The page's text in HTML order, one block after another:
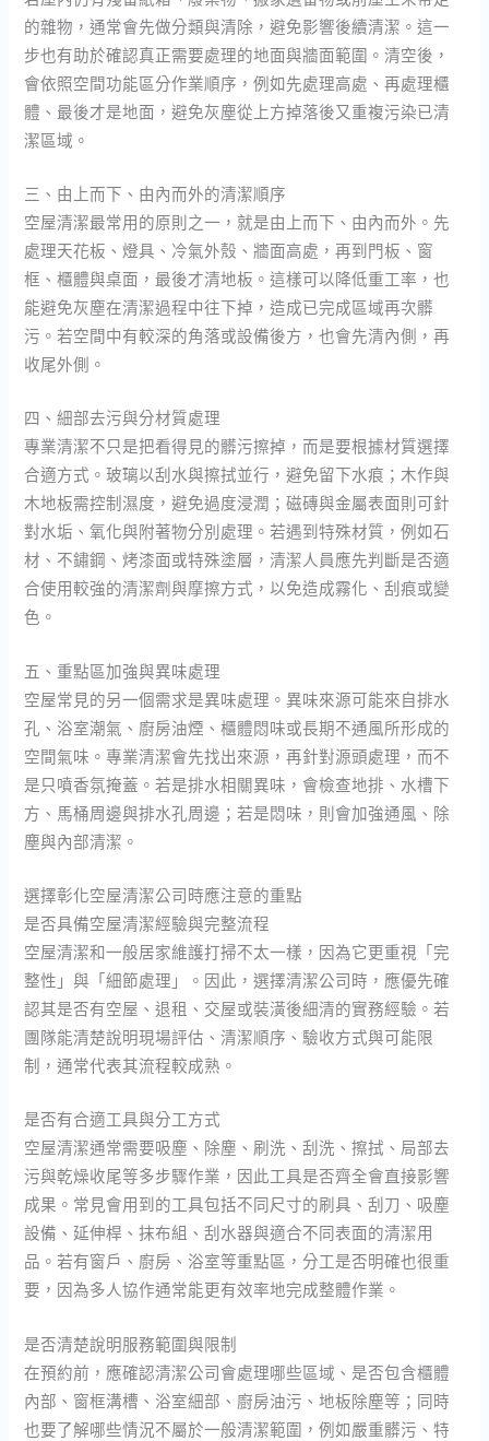
的雜物，通常會先做分類與清除，避免影響後續清潔。這一
步也有助於確認真正需要處理的地面與牆面範圍。清空後，
會依照空間功能區分作業順序，例如先處理高處、再處理櫃
體、最後才是地面，避免灰塵從上方掉落後又重複污染已清
潔區域。
三、由上而下、由內而外的清潔順序
空屋清潔最常用的原則之一，就是由上而下、由內而外。先
處理天花板、燈具、冷氣外殼、牆面高處，再到門板、窗
框、櫃體與桌面，最後才清地板。這樣可以降低重工率，也
能避免灰塵在清潔過程中往下掉，造成已完成區域再次髒
污。若空間中有較深的角落或設備後方，也會先清內側，再
收尾外側。
四、細部去污與分材質處理
專業清潔不只是把看得見的髒污擦掉，而是要根據材質選擇
合適方式。玻璃以刮水與擦拭並行，避免留下水痕；木作與
木地板需控制濕度，避免過度浸潤；磁磚與金屬表面則可針
對水垢、氧化與附著物分別處理。若遇到特殊材質，例如石
材、不鏽鋼、烤漆面或特殊塗層，清潔人員應先判斷是否適
合使用較強的清潔劑與摩擦方式，以免造成霧化、刮痕或變
色。
五、重點區加強與異味處理
空屋常見的另一個需求是異味處理。異味來源可能來自排水
孔、浴室潮氣、廚房油煙、櫃體悶味或長期不通風所形成的
空間氣味。專業清潔會先找出來源，再針對源頭處理，而不
是只噴香氛掩蓋。若是排水相關異味，會檢查地排、水槽下
方、馬桶周邊與排水孔周邊；若是悶味，則會加強通風、除
塵與內部清潔。
選擇彰化空屋清潔公司時應注意的重點
是否具備空屋清潔經驗與完整流程
空屋清潔和一般居家維護打掃不太一樣，因為它更重視「完
整性」與「細節處理」。因此，選擇清潔公司時，應優先確
認其是否有空屋、退租、交屋或裝潢後細清的實務經驗。若
團隊能清楚說明現場評估、清潔順序、驗收方式與可能限
制，通常代表其流程較成熟。
是否有合適工具與分工方式
空屋清潔通常需要吸塵、除塵、刷洗、刮洗、擦拭、局部去
污與乾燥收尾等多步驟作業，因此工具是否齊全會直接影響
成果。常見會用到的工具包括不同尺寸的刷具、刮刀、吸塵
設備、延伸桿、抹布組、刮水器與適合不同表面的清潔用
品。若有窗戶、廚房、浴室等重點區，分工是否明確也很重
要，因為多人協作通常能更有效率地完成整體作業。
是否清楚說明服務範圍與限制
在預約前，應確認清潔公司會處理哪些區域、是否包含櫃體
內部、窗框溝槽、浴室細部、廚房油污、地板除塵等；同時
也要了解哪些情況不屬於一般清潔範圍，例如嚴重髒污、特